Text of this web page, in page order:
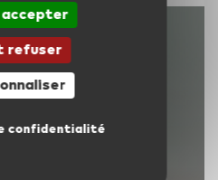
refuser
confidentialité